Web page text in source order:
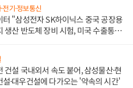
전기·정보통신
터 "삼성전자 SK하이닉스 중국 공장용
생산 반도체 장비 시험, 미국 수출통제
건설 국내외서 속도 붙어, 삼성물산·현
설·대우건설에 다가오는 '약속의 시간'